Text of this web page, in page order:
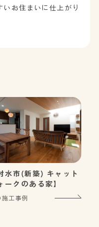
お住まいに仕上がり
水市(新築) キャット
ークのある家】
施工事例